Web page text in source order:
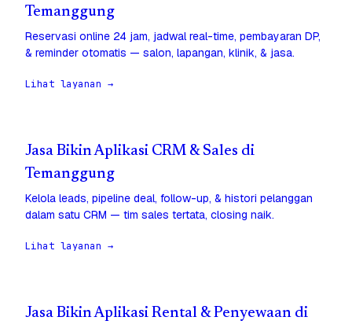
Temanggung
Reservasi online 24 jam, jadwal real-time, pembayaran DP,
& reminder otomatis — salon, lapangan, klinik, & jasa.
Lihat layanan →
Jasa Bikin Aplikasi CRM & Sales di
Temanggung
Kelola leads, pipeline deal, follow-up, & histori pelanggan
dalam satu CRM — tim sales tertata, closing naik.
Lihat layanan →
Jasa Bikin Aplikasi Rental & Penyewaan di